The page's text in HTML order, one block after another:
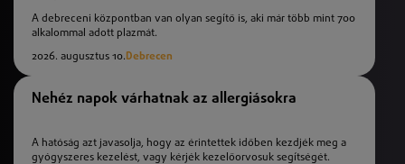
A debreceni központban van olyan segítő is, aki már több mint 700
alkalommal adott plazmát.
2026. augusztus 10.Debrecen
Nehéz napok várhatnak az allergiásokra
A hatóság azt javasolja, hogy az érintettek időben kezdjék meg a
gyógyszeres kezelést, vagy kérjék kezelőorvosuk segítségét.